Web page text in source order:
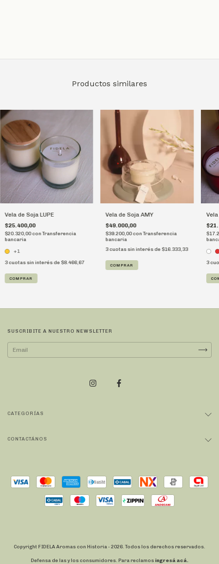
Productos similares
Vela de Soja LUPE
$25.400,00
$20.320,00con Transferencia
bancaria
+1
3cuotas sin interés de $8.466,67
COMPRAR
Vela de Soja AMY
$49.000,00
$39.200,00con Transferencia
bancaria
3cuotas sin interés de $16.333,33
COMPRAR 3
SUSCRIBITE A NUESTRO NEWSLETTER
CATEGORÍAS
CONTACTÁNOS
Copyright FIDELA Aromas con Historia - 2026. Todos los derechos reservados.
Defensa de las y los consumidores. Para reclamos ingresá acá.